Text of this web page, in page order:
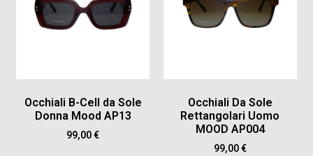
Occhiali B-Cell da Sole
Donna Mood AP13
99,00€
Occhiali Da Sole
Rettangolari Uomo
MOOD AP004
99,00€